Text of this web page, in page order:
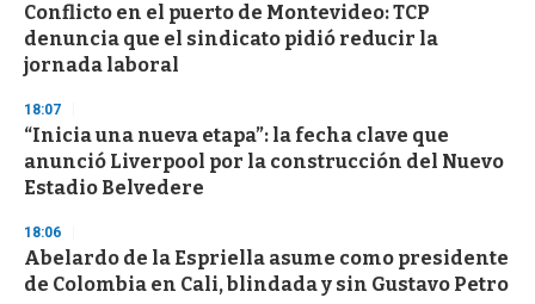
Conflicto en el puerto de Montevideo: TCP
denuncia que el sindicato pidió reducir la
jornada laboral
18:07
“Inicia una nueva etapa”: la fecha clave que
anunció Liverpool por la construcción del Nuevo
Estadio Belvedere
18:06
Abelardo de la Espriella asume como presidente
de Colombia en Cali, blindada y sin Gustavo Petro